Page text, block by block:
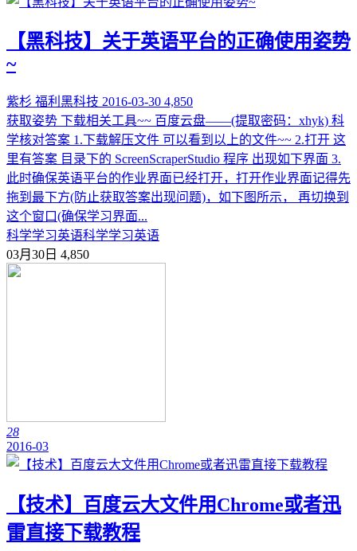
【黑科技】关于英语平台的正确使用姿势
~
紫杉 福利黑科技 2016-03-30 4,850
获取姿势 下载相关工具~~ 百度云盘——(提取密码：xhyk) 科
学核对答案 1.下载解压文件 可以看到以上的文件~~ 2.打开 这
里有答案 目录下的 ScreenScraperStudio 程序 出现如下界面 3.
此时确保英语平台的作业界面已经打开，打开作业界面记得先
拖到最下方(防止获取答案出现问题)，如下图所示， 再切换到
这个窗口(确保学习界面...
科学学习英语科学学习英语
03月30日 4,850
28
2016-03
【技术】百度云大文件用Chrome或者迅
雷直接下载教程